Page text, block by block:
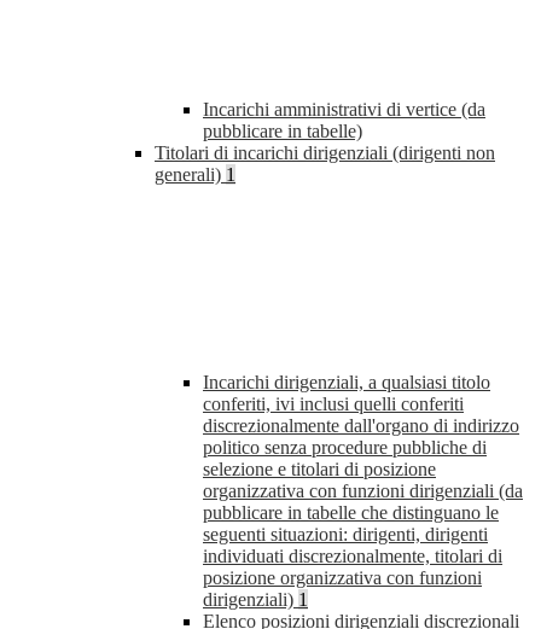
Incarichi amministrativi di vertice (da
pubblicare in tabelle)
Titolari di incarichi dirigenziali (dirigenti non
generali) 1
Incarichi dirigenziali, a qualsiasi titolo
conferiti, ivi inclusi quelli conferiti
discrezionalmente dall'organo di indirizzo
politico senza procedure pubbliche di
selezione e titolari di posizione
organizzativa con funzioni dirigenziali (da
pubblicare in tabelle che distinguano le
seguenti situazioni: dirigenti, dirigenti
individuati discrezionalmente, titolari di
posizione organizzativa con funzioni
dirigenziali) 1
Elenco posizioni dirigenziali discrezionali